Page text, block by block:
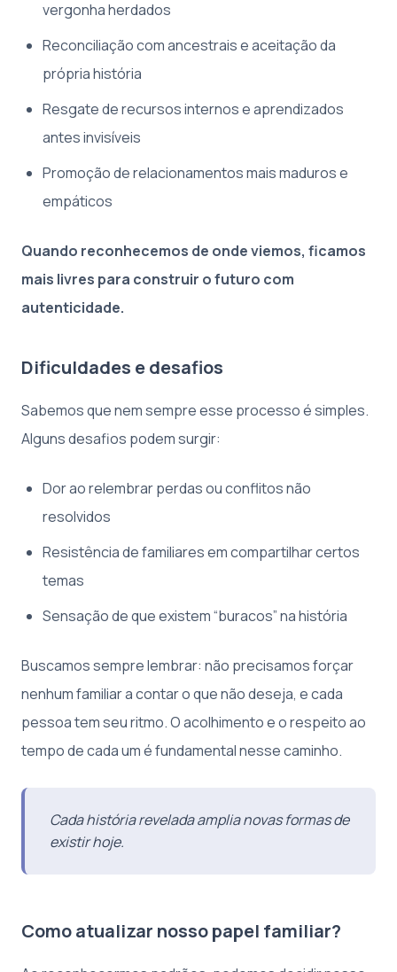
vergonha herdados
Reconciliação com ancestrais e aceitação da
própria história
Resgate de recursos internos e aprendizados
antes invisíveis
Promoção de relacionamentos mais maduros e
empáticos
Quando reconhecemos de onde viemos, ficamos
mais livres para construir o futuro com
autenticidade.
Dificuldades e desafios
Sabemos que nem sempre esse processo é simples.
Alguns desafios podem surgir:
Dor ao relembrar perdas ou conflitos não
resolvidos
Resistência de familiares em compartilhar certos
temas
Sensação de que existem “buracos” na história
Buscamos sempre lembrar: não precisamos forçar
nenhum familiar a contar o que não deseja, e cada
pessoa tem seu ritmo. O acolhimento e o respeito ao
tempo de cada um é fundamental nesse caminho.
Cada história revelada amplia novas formas de
existir hoje.
Como atualizar nosso papel familiar?